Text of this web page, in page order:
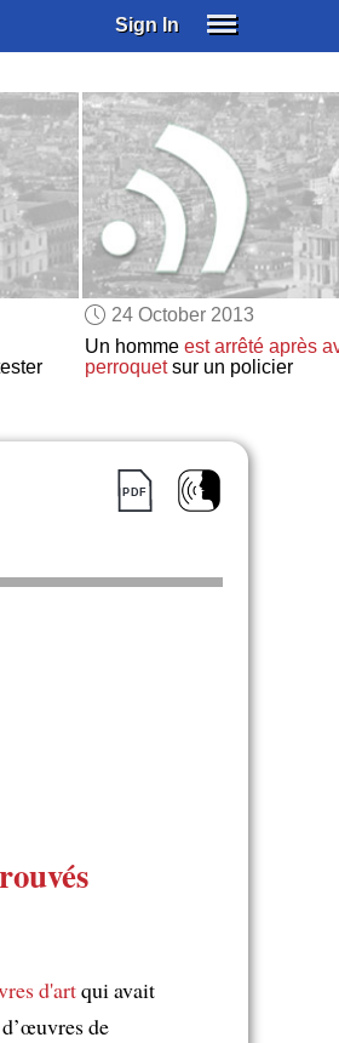
Sign In
GIFT
OTHER
ABOUT
24 October 2013
Un homme est arrêté après
perroquetsur un policier
d'artqui avait
de